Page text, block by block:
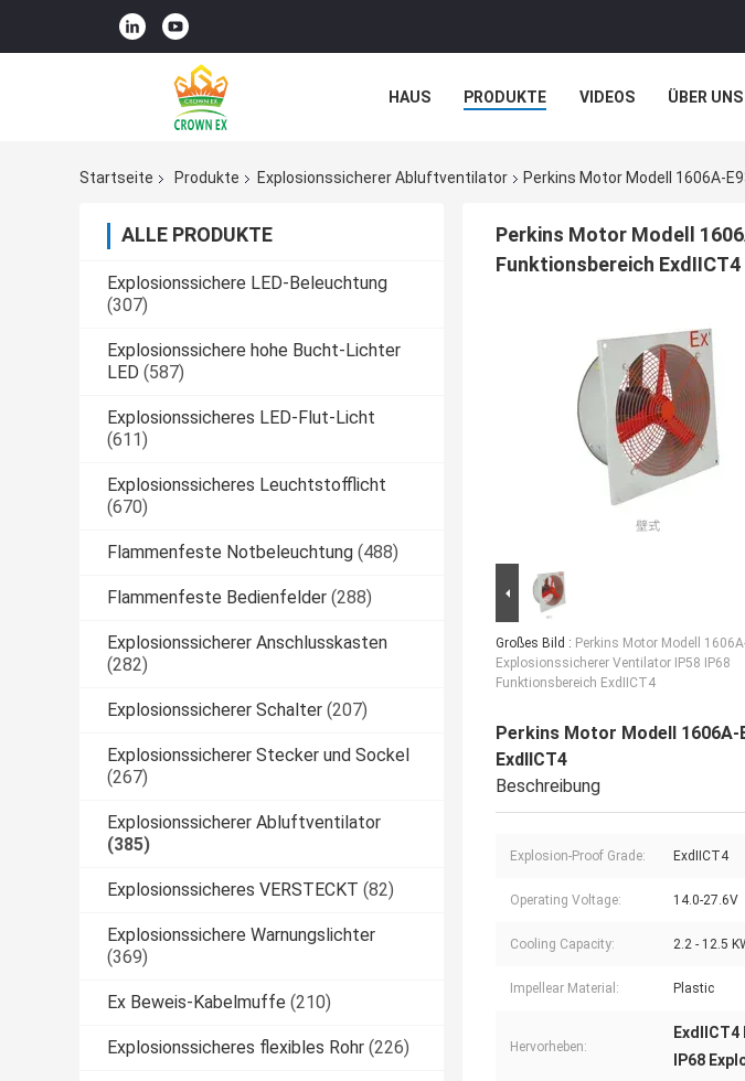
HAUS PRODUKTE VIDEOS ÜBER UNS
Startseite
Produkte Explosionssicherer Abluftventilator Perkins Motor Modell 1606A-
ALLE PRODUKTE
Explosionssichere LED-Beleuchtung
(307)
Explosionssichere hohe Bucht-Lichter
LED (587)
Explosionssicheres LED-Flut-Licht
(611)
Explosionssicheres Leuchtstofflicht
(670)
Flammenfeste Notbeleuchtung (488)
Flammenfeste Bedienfelder (288)
Explosionssicherer Anschlusskasten
(282)
Explosionssicherer Schalter (207)
Explosionssicherer Stecker und Sockel
(267)
Explosionssicherer Abluftventilator
(385)
Explosionssicheres VERSTECKT (82)
Explosionssichere Warnungslichter
(369)
Ex Beweis-Kabelmuffe (210)
Explosionssicheres flexibles Rohr (226)
Perkins Motor Modell
Funktionsbereich ExdIICT4
Großes Bild : Perkins Motor Modell
Explosionssicherer Ventilator IP58 IP68
Funktionsbereich ExdIICT4
Perkins Motor Modell
ExdIICT4
Beschreibung
Explosion-Proof Grade: ExdIICT4
Operating Voltage: 14.0-27.6V
Cooling Capacity: 2.2 - 12.5
Impellear Material: Plastic
Hervorheben:
IP68